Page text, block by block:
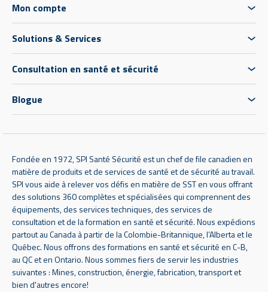
Mon compte
Solutions & Services
Consultation en santé et sécurité
Blogue
Fondée en 1972, SPI Santé Sécurité est un chef de file canadien en
matière de produits et de services de santé et de sécurité au travail.
SPI vous aide à relever vos défis en matière de SST en vous offrant
des solutions 360 complètes et spécialisées qui comprennent des
équipements, des services techniques, des services de
consultation et de la formation en santé et sécurité. Nous expédions
partout au Canada à partir de la Colombie-Britannique, l’Alberta et le
Québec. Nous offrons des formations en santé et sécurité en C-B,
au QC et en Ontario. Nous sommes fiers de servir les industries
suivantes : Mines, construction, énergie, fabrication, transport et
bien d'autres encore!